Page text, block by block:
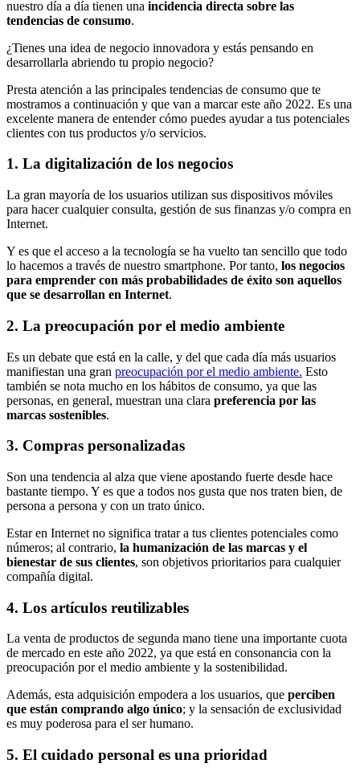
nuestro día a día tienen una incidencia directa sobre las
tendencias de consumo.
¿Tienes una idea de negocio innovadora y estás pensando en
desarrollarla abriendo tu propio negocio?
Presta atención a las principales tendencias de consumo que te
mostramos a continuación y que van a marcar este año 2022. Es una
excelente manera de entender cómo puedes ayudar a tus potenciales
clientes con tus productos y/o servicios.
1. La digitalización de los negocios
La gran mayoría de los usuarios utilizan sus dispositivos móviles
para hacer cualquier consulta, gestión de sus finanzas y/o compra en
Internet.
Y es que el acceso a la tecnología se ha vuelto tan sencillo que todo
lo hacemos a través de nuestro smartphone. Por tanto, los negocios
para emprender con más probabilidades de éxito son aquellos
que se desarrollan en Internet.
2. La preocupación por el medio ambiente
Es un debate que está en la calle, y del que cada día más usuarios
manifiestan una gran preocupación por el medio ambiente. Esto
también se nota mucho en los hábitos de consumo, ya que las
personas, en general, muestran una clara preferencia por las
marcas sostenibles.
3. Compras personalizadas
Son una tendencia al alza que viene apostando fuerte desde hace
bastante tiempo. Y es que a todos nos gusta que nos traten bien, de
persona a persona y con un trato único.
Estar en Internet no significa tratar a tus clientes potenciales como
números; al contrario, la humanización de las marcas y el
bienestar de sus clientes, son objetivos prioritarios para cualquier
compañía digital.
4. Los artículos reutilizables
La venta de productos de segunda mano tiene una importante cuota
de mercado en este año 2022, ya que está en consonancia con la
preocupación por el medio ambiente y la sostenibilidad.
Además, esta adquisición empodera a los usuarios, que perciben
que están comprando algo único; y la sensación de exclusividad
es muy poderosa para el ser humano.
5. El cuidado personal es una prioridad